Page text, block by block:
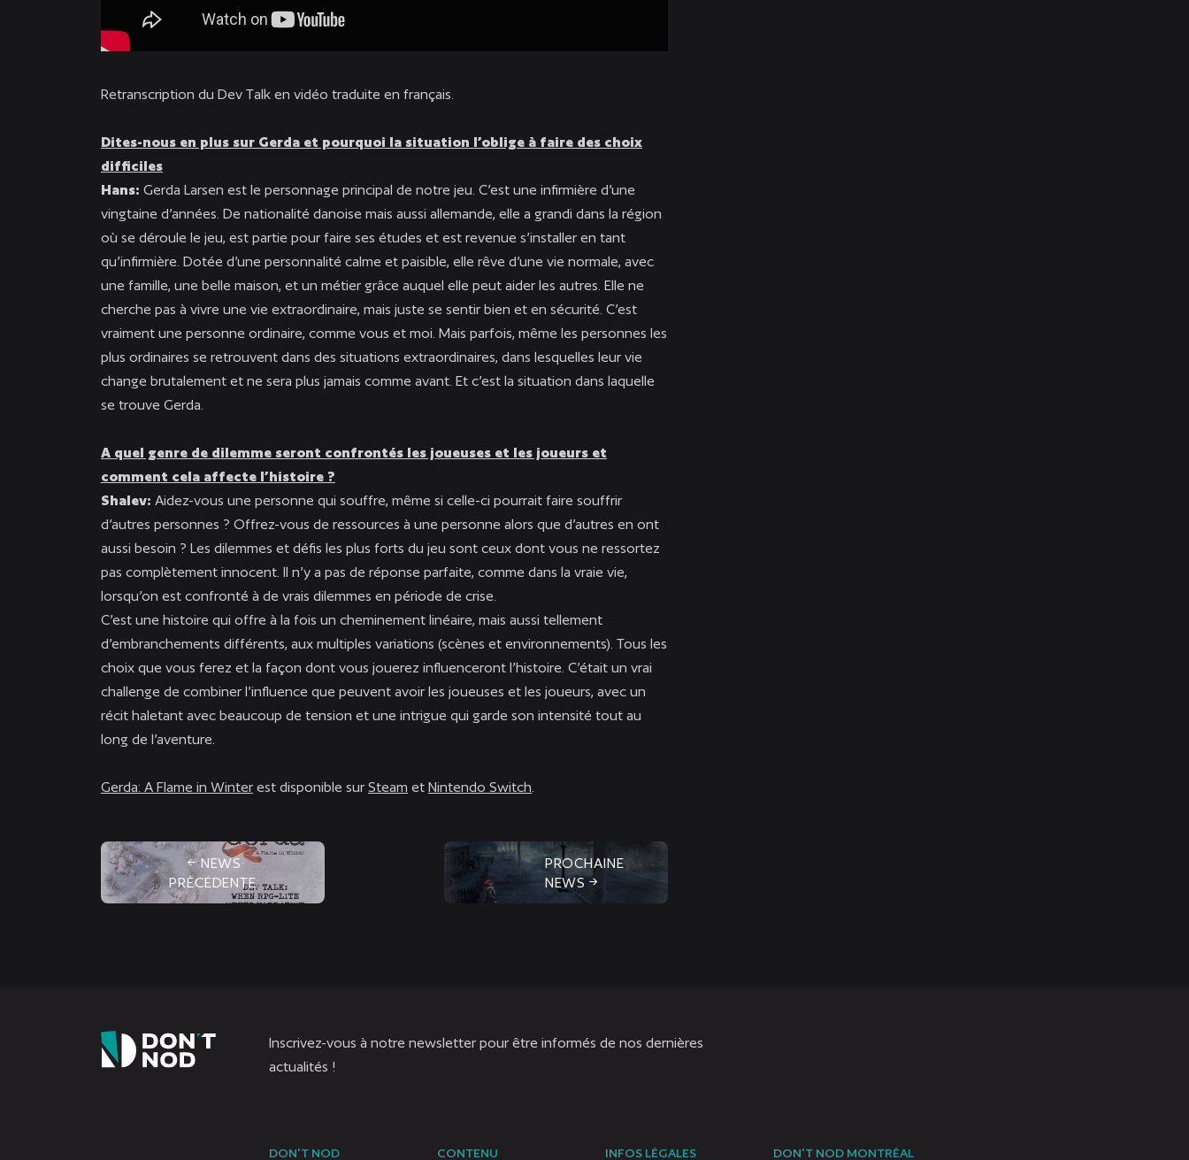
Retranscription du Dev Talk en vidéo traduite en français.
Dites-nous en plus sur Gerda et pourquoi la situation l’oblige à faire des choix
difficiles
Hans: Gerda Larsen est le personnage principal de notre jeu. C’est une infirmière d’une
vingtaine d’années. De nationalité danoise mais aussi allemande, elle a grandi dans la région
où se déroule le jeu, est partie pour faire ses études et est revenue s’installer en tant
qu’infirmière. Dotée d’une personnalité calme et paisible, elle rêve d’une vie normale, avec
une famille, une belle maison, et un métier grâce auquel elle peut aider les autres. Elle ne
cherche pas à vivre une vie extraordinaire, mais juste se sentir bien et en sécurité. C’est
vraiment une personne ordinaire, comme vous et moi. Mais parfois, même les personnes les
plus ordinaires se retrouvent dans des situations extraordinaires, dans lesquelles leur vie
change brutalement et ne sera plus jamais comme avant. Et c’est la situation dans laquelle
se trouve Gerda.
A quel genre de dilemme seront confrontés les joueuses et les joueurs et
comment cela affecte l’histoire ?
Shalev: Aidez-vous une personne qui souffre, même si celle-ci pourrait faire souffrir
d’autres personnes ? Offrez-vous de ressources à une personne alors que d’autres en ont
aussi besoin ? Les dilemmes et défis les plus forts du jeu sont ceux dont vous ne ressortez
pas complètement innocent. Il n’y a pas de réponse parfaite, comme dans la vraie vie,
lorsqu’on est confronté à de vrais dilemmes en période de crise.
C’est une histoire qui offre à la fois un cheminement linéaire, mais aussi tellement
d’embranchements différents, aux multiples variations (scènes et environnements). Tous les
choix que vous ferez et la façon dont vous jouerez influenceront l’histoire. C’était un vrai
challenge de combiner l’influence que peuvent avoir les joueuses et les joueurs, avec un
récit haletant avec beaucoup de tension et une intrigue qui garde son intensité tout au
long de l’aventure.
Gerda: A Flame in Winterest disponible surSteam et Nintendo Switch
NEWS
PRÉCÉDENTE
PROCHAINE
NEWS
Inscrivez-vous à notre newsletter pour être informés de nos dernières
actualités !
DON'T NOD CONTENU INFOS LÉGALES DON'T NOD MONTRÉAL